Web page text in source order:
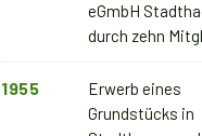
eGmbH
durch zehn
1955
Erwerb eines
Grundstücks in